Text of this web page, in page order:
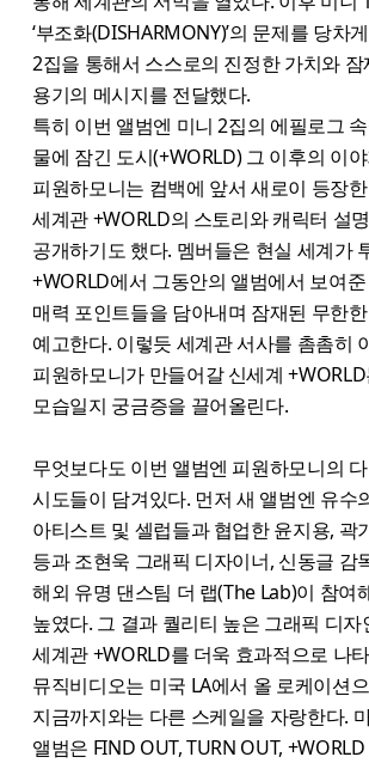
‘부조화(DISHARMONY)’의 문제를 당차
2집을 통해서 스스로의 진정한 가치와
용기의 메시지를 전달했다.
특히 이번 앨범엔 미니 2집의 에필로그
물에 잠긴 도시(+WORLD) 그 이후의 이
피원하모니는 컴백에 앞서 새로이 등장
세계관 +WORLD의 스토리와 캐릭터 설
공개하기도 했다. 멤버들은 현실 세계가
+WORLD에서 그동안의 앨범에서 보여
매력 포인트들을 담아내며 잠재된 무한
예고한다. 이렇듯 세계관 서사를 촘촘히
피원하모니가 만들어갈 신세계
모습일지 궁금증을 끌어올린다.
무엇보다도 이번 앨범엔 피원하모니의
시도들이 담겨있다. 먼저 새 앨범엔 유수
아티스트 및 셀럽들과 협업한 윤지용, 곽
등과 조현욱 그래픽 디자이너, 신동글 감
해외 유명 댄스팀 더 랩(The Lab)이 참여
높였다. 그 결과 퀄리티 높은 그래픽 디
세계관 +WORLD를 더욱 효과적으로 나
뮤직비디오는 미국 LA에서 올 로케이션
지금까지와는 다른 스케일을 자랑한다.
앨범은 FIND OUT, TURN OUT,